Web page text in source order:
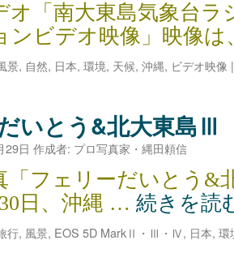
「南大東島気象台ラ
ンビデオ映像」映像
景, 自然, 日本, 環境, 天候, 沖縄, ビデオ映像 |
いとう&北大東島Ⅲ
29日 作成者: プロ写真家・縄田頼信
フェリーだいとう&
日、沖縄 … 続きを読
行, 風景, EOS 5D MarkⅡ・Ⅲ・Ⅳ, 日本, 環